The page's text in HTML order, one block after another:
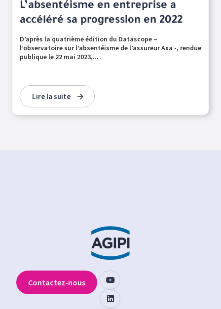
L’absentéisme en entreprise a
accéléré sa progression en 2022
D’après la quatrième édition du Datascope –
l’observatoire sur l’absentéisme de l’assureur Axa -, rendue
publique le 22 mai 2023,...
Lire la suite
Contactez-nous